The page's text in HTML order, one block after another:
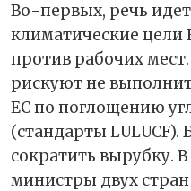
Во-первых, речь
климатические цели
против рабочих
рискуют не
ЕС по поглощению
(стандарты LULUCF).
сократить вырубку.
министры двух стран